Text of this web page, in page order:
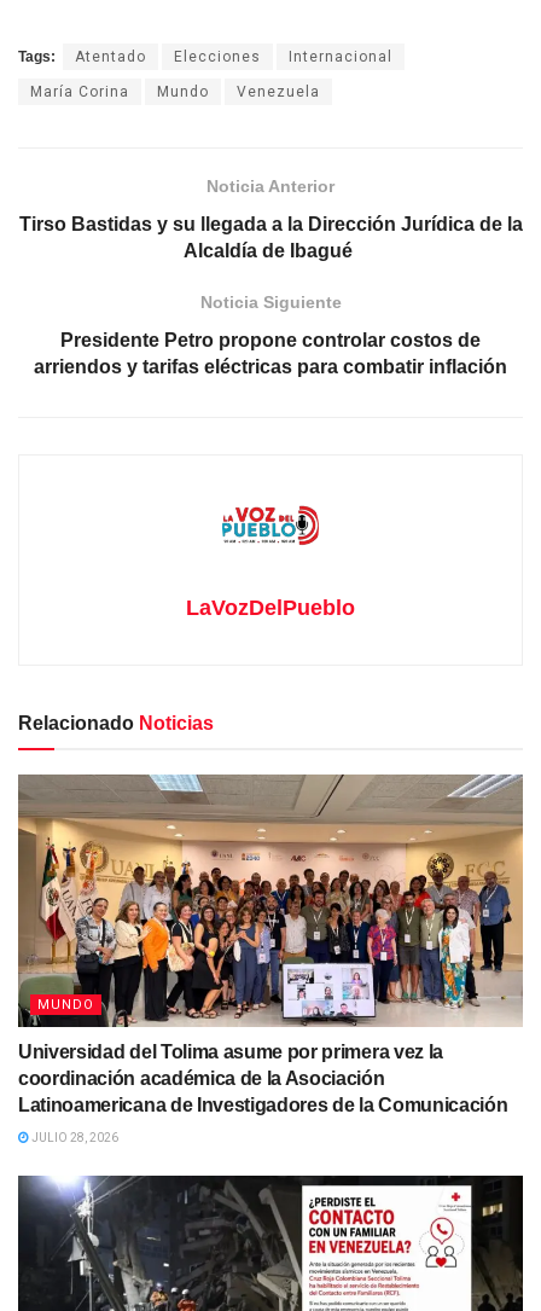
Tags: Atentado Elecciones Internacional
María Corina Mundo Venezuela
Noticia Anterior
Tirso Bastidas y su llegada a la Dirección Jurídica de la
Alcaldía de Ibagué
Noticia Siguiente
Presidente Petro propone controlar costos de
arriendos y tarifas eléctricas para combatir inflación
LaVozDelPueblo
Relacionado Noticias
MUNDO
Universidad del Tolima asume por primera vez la
coordinación académica de la Asociación
Latinoamericana de Investigadores de la Comunicación
JULIO 28, 2026